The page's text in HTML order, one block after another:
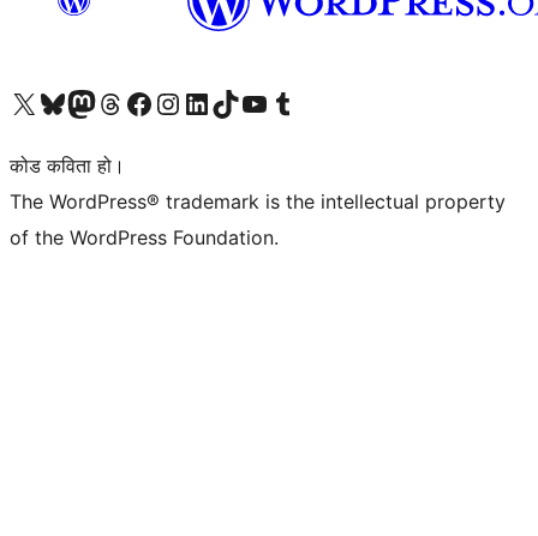
हाम्रो X (पहिले ट्विटर) खातामा जानुहोस्
हाम्रो Bluesky खाता भ्रमण गर्नुहोस्
हाम्रो म्यास्टोडन खाता भ्रमण गर्नुहोस्
हाम्रो थ्रेड्स खातामा जानुहोस्
हाम्रो फेसबुक पेजमा जानुहोस्
हाम्रो इन्स्टाग्राम खातामा जानुहोस्
हाम्रो लिङ्क्डइन खातामा जानुहोस्
हाम्रो TikTok खाता भ्रमण गर्नुहोस्
हाम्रो युट्युब च्यानलमा जानुहोस्
हाम्रो टम्बलर खाता भ्रमण गर्नुहोस्
कोड कविता हो।
The WordPress® trademark is the intellectual property
of the WordPress Foundation.